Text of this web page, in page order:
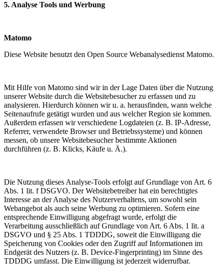
5. Analyse Tools und Werbung
Matomo
Diese Website benutzt den Open Source Webanalysedienst Matomo.
Mit Hilfe von Matomo sind wir in der Lage Daten über die Nutzung
unserer Website durch die Websitebesucher zu erfassen und zu
analysieren. Hierdurch können wir u. a. herausfinden, wann welche
Seitenaufrufe getätigt wurden und aus welcher Region sie kommen.
Außerdem erfassen wir verschiedene Logdateien (z. B. IP-Adresse,
Referrer, verwendete Browser und Betriebssysteme) und können
messen, ob unsere Websitebesucher bestimmte Aktionen
durchführen (z. B. Klicks, Käufe u. Ä.).
Die Nutzung dieses Analyse-Tools erfolgt auf Grundlage von Art. 6
Abs. 1 lit. f DSGVO. Der Websitebetreiber hat ein berechtigtes
Interesse an der Analyse des Nutzerverhaltens, um sowohl sein
Webangebot als auch seine Werbung zu optimieren. Sofern eine
entsprechende Einwilligung abgefragt wurde, erfolgt die
Verarbeitung ausschließlich auf Grundlage von Art. 6 Abs. 1 lit. a
DSGVO und § 25 Abs. 1 TDDDG, soweit die Einwilligung die
Speicherung von Cookies oder den Zugriff auf Informationen im
Endgerät des Nutzers (z. B. Device-Fingerprinting) im Sinne des
TDDDG umfasst. Die Einwilligung ist jederzeit widerrufbar.